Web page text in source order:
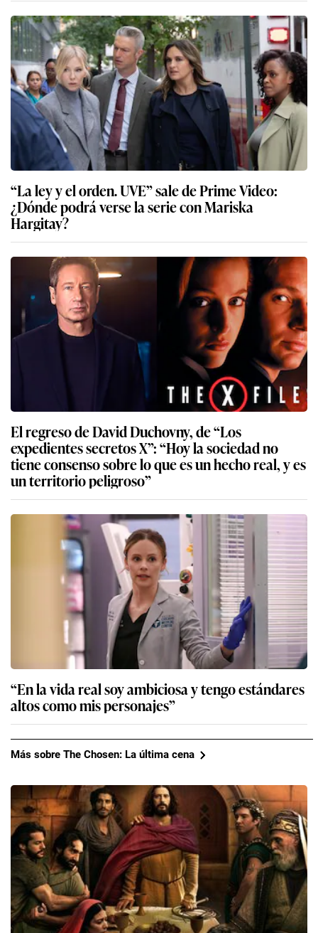
“La ley y el orden. UVE” sale de Prime Video:
¿Dónde podrá verse la serie con Mariska
Hargitay?
El regreso de David Duchovny, de “Los
expedientes secretos X”: “Hoy la sociedad no
tiene consenso sobre lo que es un hecho real, y es
un territorio peligroso”
“En la vida real soy ambiciosa y tengo estándares
altos como mis personajes”
Más sobre The Chosen: La última cena